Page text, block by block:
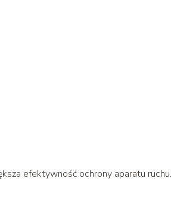
efektywność ochrony aparatu